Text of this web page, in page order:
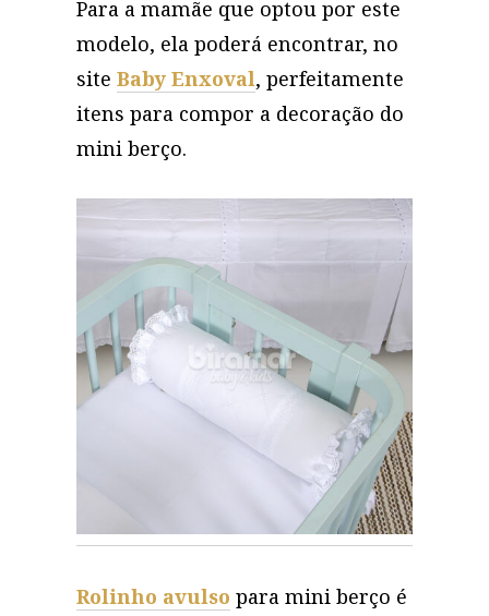
Para a mamãe que optou por este
modelo, ela poderá encontrar, no
site Baby Enxoval, perfeitamente
itens para compor a decoração do
mini berço.
Rolinho avulso para mini berço é